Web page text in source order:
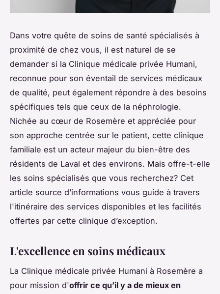
Dans votre quête de soins de santé spécialisés à
proximité de chez vous, il est naturel de se
demander si la Clinique médicale privée Humani,
reconnue pour son éventail de services médicaux
de qualité, peut également répondre à des besoins
spécifiques tels que ceux de la néphrologie.
Nichée au cœur de Rosemère et appréciée pour
son approche centrée sur le patient, cette clinique
familiale est un acteur majeur du bien-être des
résidents de Laval et des environs. Mais offre-t-elle
les soins spécialisés que vous recherchez? Cet
article source d’informations vous guide à travers
l'itinéraire des services disponibles et les facilités
offertes par cette clinique d’exception.
L'excellence en soins médicaux
La Clinique médicale privée Humani à Rosemère a
pour mission d'offrir ce qu’il y a de mieux en